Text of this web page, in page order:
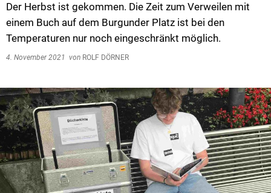
Der Herbst ist gekommen. Die Zeit zum Verweilen mit
einem Buch auf dem Burgunder Platz ist bei den
Temperaturen nur noch eingeschränkt möglich.
4. November 2021 von ROLF DÖRNER